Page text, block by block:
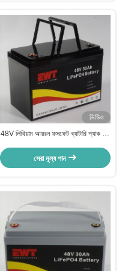
ভিডিও
48V লিথিয়াম আয়রন ফসফেট ব্যাটারি প্যাক কম
সেরা মূল্য পান